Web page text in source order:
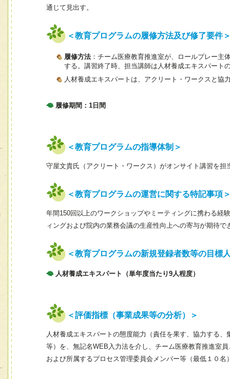
通じて見出す。
＜教育プログラムの履修方法及び修了要件
履修方法：チーム医療教育推進室が、ロールプレー主
する。講習終了時、担当講師は人材養成エキスパート
人材養成エキスパートは、アクリート・ワークスと協
履修期間：1日間
＜教育プログラムの指導体制＞
守屋文貴氏（アクリート・ワークス）がオンサイト講習を担
＜教育プログラムの運営に関する特記事項
年間150回以上のワークショップやミーティングに携わる経
ィングおよび院内の業務会議の生産性向上への寄与が期待で
＜教育プログラムの新規登録者数等の目標
人材養成エキスパート（単年度当たり9人程度）
＜評価指標（事業成果等の分析）＞
人材養成エキスパートの態度能力（責任を果す、協力する
等）を、無記名WEB入力法を介し、チーム医療教育推進室
および所属するプロセス管理委員会メンバー等（最低１０